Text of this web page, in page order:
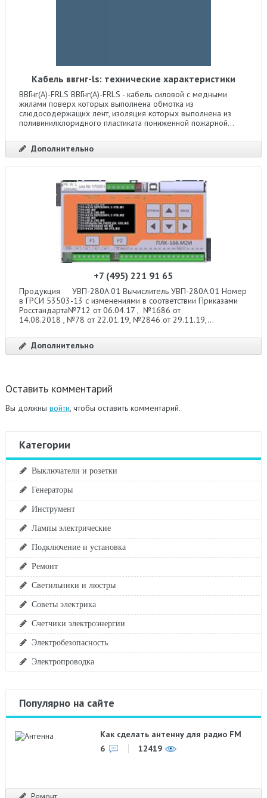
Кабель ввгнг-ls: технические характеристики
ВВГнг(А)-FRLS ВВГнг(А)-FRLS - кабель силовой с медными
жилами поверх которых выполнена обмотка из
слюдосодержащих лент, изоляция которых выполнена из
поливинилхлоридного пластиката пониженной пожарной...
Дополнительно
+7 (495) 221 91 65
Продукция УВП-280А.01 Вычислитель УВП-280А.01 Номер
в ГРСИ 53503-13 с изменениями в соответствии Приказами
Росстандарта№712 от 06.04.17 , №1686 от
14.08.2018 , №78 от 22.01.19, №2846 от 29.11.19,...
Дополнительно
Оставить комментарий
Вы должны войти , чтобы оставить комментарий.
Категории
Выключатели и розетки
Генераторы
Инструмент
Лампы электрические
Подключение и установка
Ремонт
Светильники и люстры
Советы электрика
Счетчики электроэнергии
Электробезопасность
Электропроводка
Популярно на сайте
Как сделать антенну для радио FM
6
12419